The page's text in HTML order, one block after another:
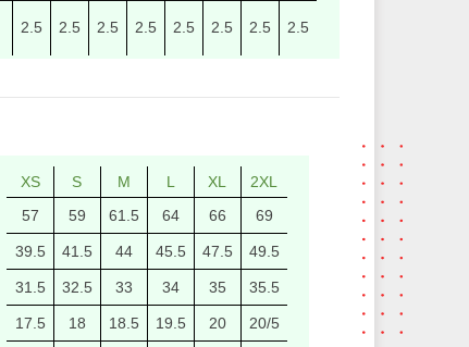
2.5 2.5 2.5 2.5 2.5 2.5 2.5 2.5
XS S M L XL
2XL
57 59 61.5 64 66
69
39.5 41.5 44 45.5 47.5
49.5
31.5 32.5 33 34 35
35.5
17.5 18 18.5 19.5 20
20/5